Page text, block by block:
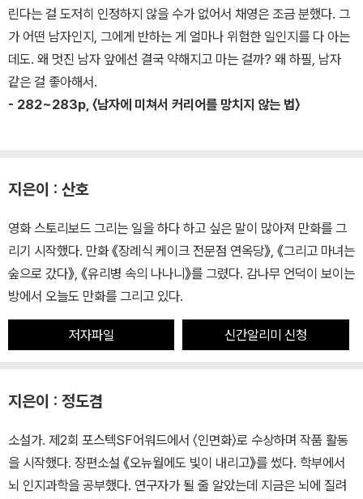
린다는 걸 도저히 인정하지 않을 수가 없어서 채영은 조금 분했다. 그
가 어떤 남자인지, 그에게 반하는 게 얼마나 위험한 일인지를 다 아는
데도. 왜 멋진 남자 앞에선 결국 약해지고 마는 걸까? 왜 하필, 남자
같은 걸 좋아해서.
- 282~283p, 〈남자에 미쳐서 커리어를 망치지 않는 법〉
지은이 : 산호
영화 스토리보드 그리는 일을 하다 하고 싶은 말이 많아져 만화를 그
리기 시작했다. 만화 《장례식 케이크 전문점 연옥당》, 《그리고 마녀는
숲으로 갔다》, 《유리병 속의 나나니》를 그렸다. 감나무 언덕이 보이는
방에서 오늘도 만화를 그리고 있다.
저자파일 신간알리미 신청
지은이 : 정도겸
소설가. 제2회 포스텍SF어워드에서 〈인면화〉로 수상하며 작품 활동
을 시작했다. 장편소설 《오뉴월에도 빛이 내리고》를 썼다. 학부에서
뇌 인지과학을 공부했다. 연구자가 될 줄 알았는데 지금은 뇌에 질려